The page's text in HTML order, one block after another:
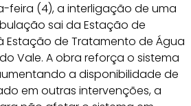
feira (4), a interligação de uma
sai da Estação de
Estação de Tratamento de Água
Vale. A obra reforça o sistema
a disponibilidade de
em outras intervenções, a